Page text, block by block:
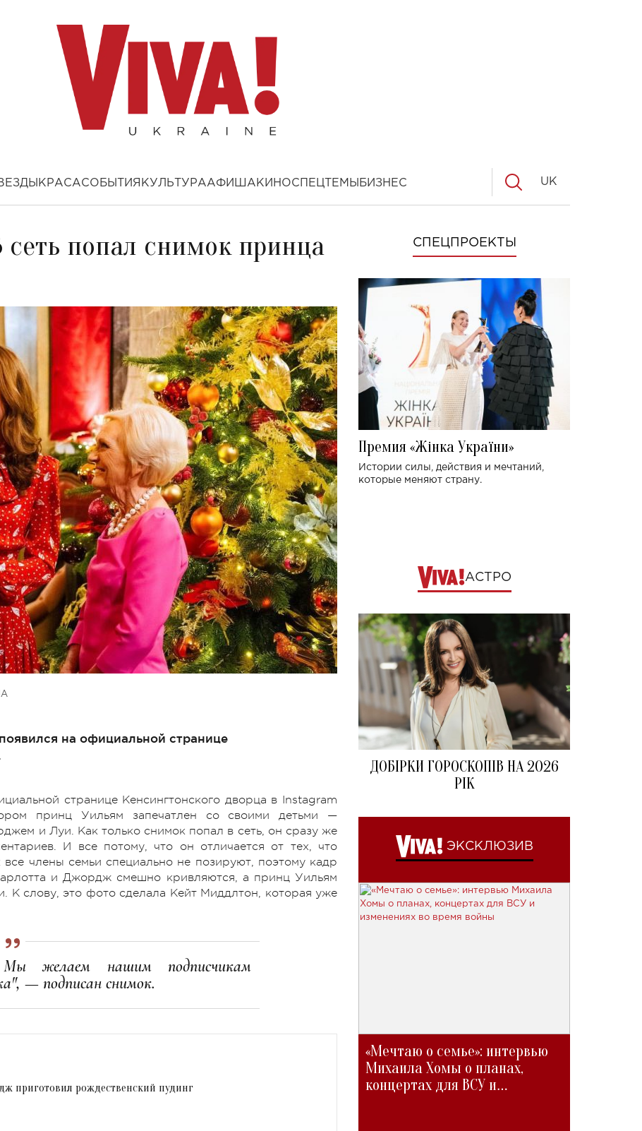
КРАСАСОБЫТИЯ КУЛЬТУРААФИША КИНОСПЕЦТЕМЫ БИЗНЕС UK
попал снимок принца
на официальной странице
странице Кенсингтонского дворца в Instagram
принц Уильям запечатлен со своими детьми —
и Луи. Как только снимок попал в сеть, он сразу же
И все потому, что он отличается от тех, что
члены семьи специально не позируют, поэтому кадр
и Джордж смешно кривляются, а принц Уильям
К слову, это фото сделала Кейт Миддлтон, которая уже
Мы желаем нашим подписчикам
— подписан снимок.
приготовил рождественский пудинг
СПЕЦПРОЕКТЫ
Премия «Жінка України»
Истории силы, действия и мечтаний,
которые меняют страну.
АСТРО
ДОБІРКИ ГОРОСКОПІВ НА 2026
РІК
ЭКСКЛЮЗИВ
«Мечтаю о семье»: интервью
Михаила Хомы о планах,
концертах для ВСУ и